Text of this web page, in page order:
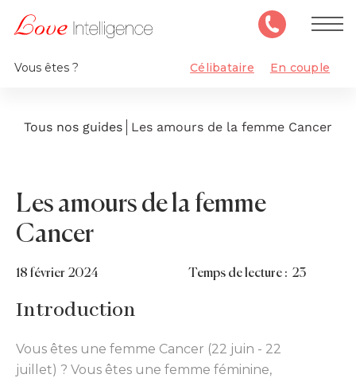
Vous êtes ? Célibataire En couple
Tous nos guides Les amours de la femme Cancer
Les amours de la femme
Cancer
18 février 2024 Temps de lecture : 23
Introduction
Vous êtes une femme Cancer (22 juin - 22
juillet) ? Vous êtes une femme féminine,